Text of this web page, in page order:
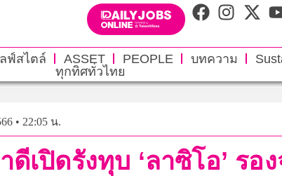
ฟ์สไตล์ ASSET PEOPLE บทความ
ทุกทิศทั่วไทย
• 22:05 น.
เปิดรังทุบ ‘ลาซิโอ’ รอ